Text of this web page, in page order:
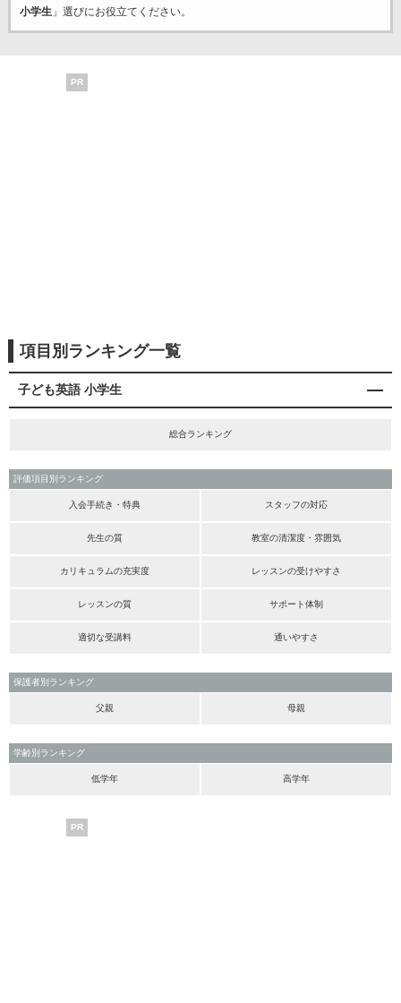
小学生」選びにお役立てください。
PR
項目別ランキング一覧
子ども英語 小学生
総合ランキング
評価項目別ランキング
入会手続き・特典 スタッフの対応
先生の質 教室の清潔度・雰囲気
カリキュラムの充実度 レッスンの受けやすさ
レッスンの質 サポート体制
適切な受講料 通いやすさ
保護者別ランキング
父親 母親
学齢別ランキング
低学年 高学年
PR